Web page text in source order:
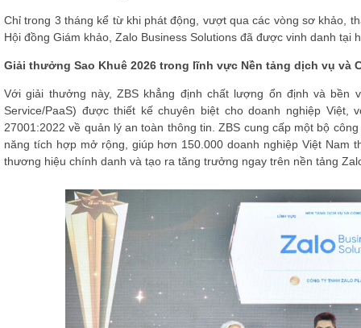
Chỉ trong 3 tháng kể từ khi phát động, vượt qua các vòng sơ khảo,
Hội đồng Giám khảo, Zalo Business Solutions đã được vinh danh tại
Giải thưởng Sao Khuê 2026 trong lĩnh vực Nền tảng dịch vụ và
Với giải thưởng này, ZBS khẳng định chất lượng ổn định và bền
Service/PaaS) được thiết kế chuyên biệt cho doanh nghiệp Việt,
27001:2022 về quản lý an toàn thông tin. ZBS cung cấp một bộ
năng tích hợp mở rộng, giúp hơn 150.000 doanh nghiệp Việt Nam
thương hiệu chính danh và tạo ra tăng trưởng ngay trên nền tảng